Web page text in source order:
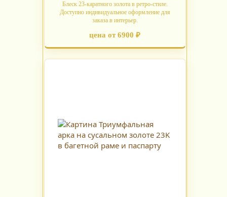
Блеск 23-каратного золота в ретро-стиле.
Доступно индивидуальное оформление для
заказа в интерьер.
цена от 6900 ₽